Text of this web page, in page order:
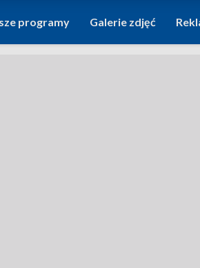
programy Galerie zdjęć